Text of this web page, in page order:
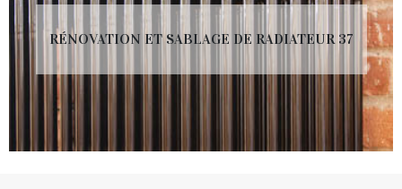
RÉNOVATION ET SABLAGE DE RADIATEUR 37